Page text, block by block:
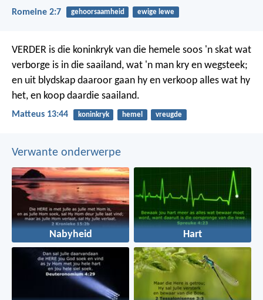
Romeine 2:7 gehoorsaamheid ewige lewe
VERDER is die koninkryk van die hemele soos 'n skat wat
verborge is in die saailand, wat 'n man kry en wegsteek;
en uit blydskap daaroor gaan hy en verkoop alles wat hy
het, en koop daardie saailand.
Matteus 13:44 koninkryk hemel vreugde
Verwante onderwerpe
Nabyheid Hart